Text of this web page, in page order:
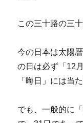
この三十路の三
今の日本は太陽
の日は必ず「12
「晦日」には当
でも、一般的に